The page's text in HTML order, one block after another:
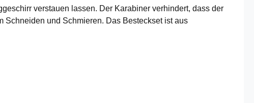
verstauen lassen. Der Karabiner verhindert, dass der
Schneiden und Schmieren. Das Besteckset ist aus